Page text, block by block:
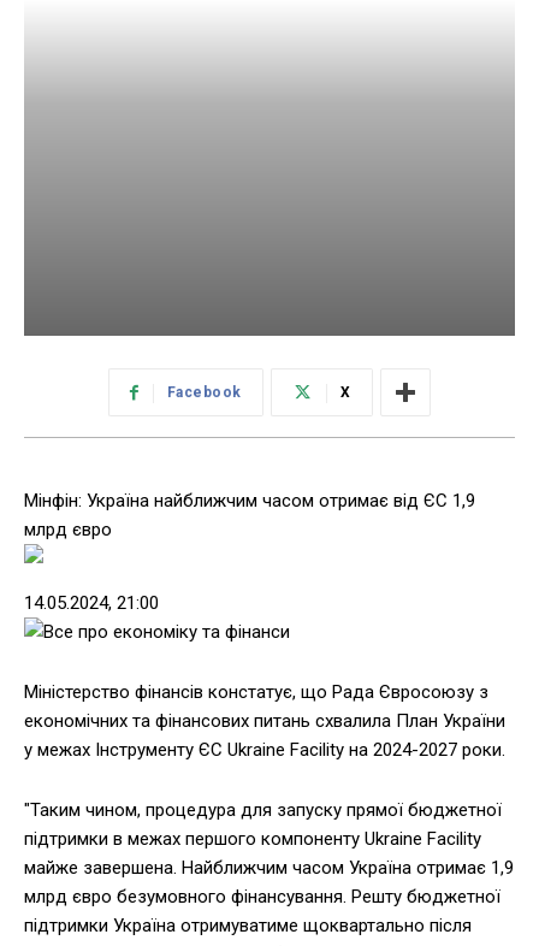
Facebook X
Мінфін: Україна найближчим часом отримає від ЄС 1,9
млрд євро
14.05.2024, 21:00
Міністерство фінансів констатує, що Рада Євросоюзу з
економічних та фінансових питань схвалила План України
у межах Інструменту ЄС Ukraine Facility на 2024-2027 роки.
"Таким чином, процедура для запуску прямої бюджетної
підтримки в межах першого компоненту Ukraine Facility
майже завершена. Найближчим часом Україна отримає 1,9
млрд євро безумовного фінансування. Решту бюджетної
підтримки Україна отримуватиме щоквартально після